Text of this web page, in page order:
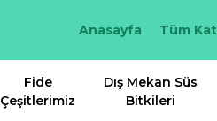
Anasayfa Tüm
Fide
Çeşitlerimiz
Dış Mekan Süs
Bitkileri